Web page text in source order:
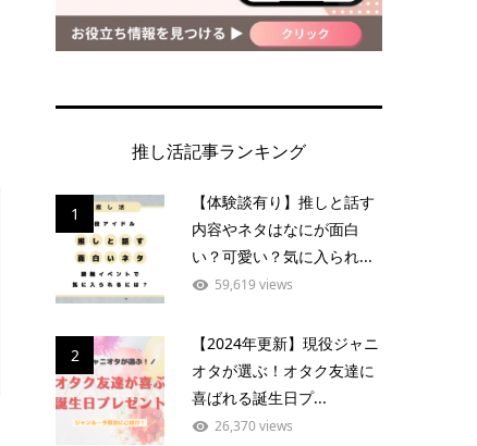
推し活記事ランキング
1
【体験談有り】推しと話す
内容やネタはなにが面白
い？可愛い？気に入られ...
59,619 views
2
【2024年更新】現役ジャニ
オタが選ぶ！オタク友達に
喜ばれる誕生日プ...
26,370 views